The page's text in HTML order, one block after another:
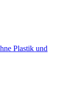
Plastik und